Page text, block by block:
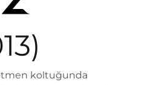
koltuğunda